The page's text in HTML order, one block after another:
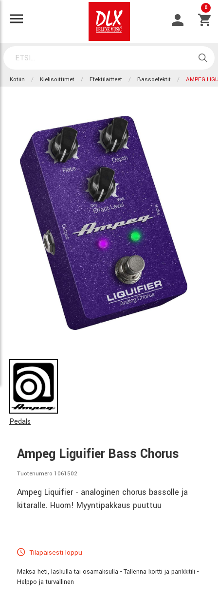
0
Kotiin Kielisoittimet Efektilaitteet Bassoefektit AMPEG
Pedals
Ampeg Liguifier Bass Chorus
Tuotenumero 1061502
Ampeg Liquifier - analoginen chorus bassolle ja
kitaralle. Huom! Myyntipakkaus puuttuu
Tilapäisesti loppu
Maksa heti, laskulla tai osamaksulla - Tallenna kortti ja pankkitili -
Helppo ja turvallinen